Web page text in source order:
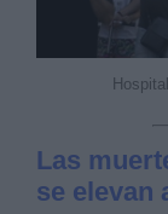
Las
se elevan